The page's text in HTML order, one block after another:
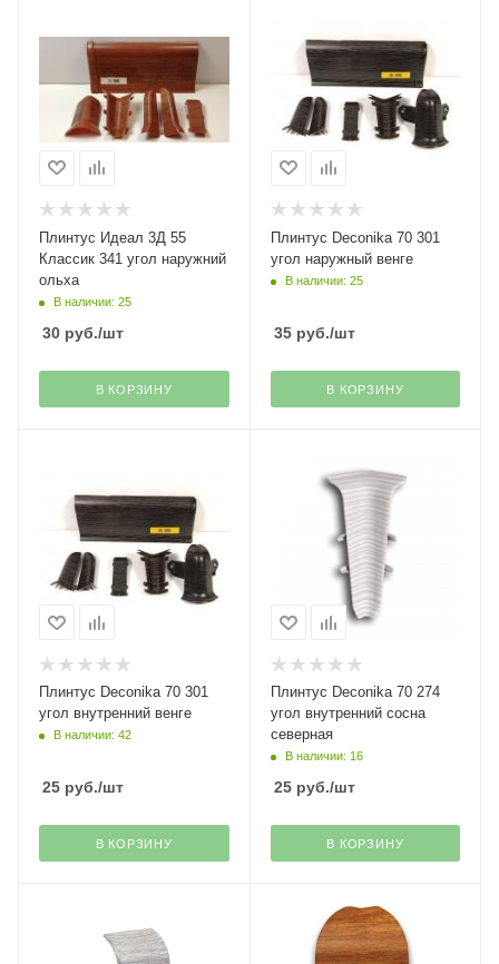
Плинтус Идеал 3Д 55
Классик 341 угол наружний
ольха
В наличии: 25
30 руб./шт
В КОРЗИНУ
Плинтус Deconika 70 301
угол наружный венге
В наличии: 25
35руб./шт
В КОРЗИНУ
Плинтус Deconika 70 301
угол внутренний венге
В наличии: 42
25 руб./шт
В КОРЗИНУ
Плинтус Deconika 70 274
угол внутренний сосна
северная
В наличии: 16
25руб./шт
В КОРЗИНУ